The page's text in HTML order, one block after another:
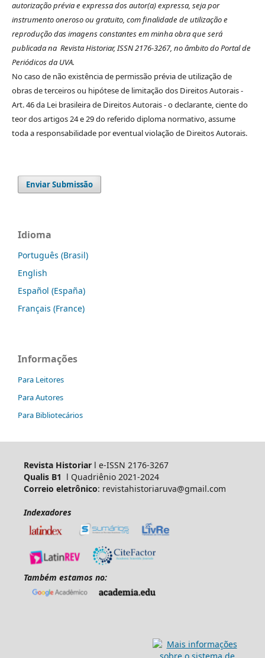
autorização prévia e expressa dos autor(a) expressa, seja por
instrumento oneroso ou gratuito, com finalidade de utilização e
reprodução das imagens constantes em minha obra que será
publicada na Revista Historiar, ISSN 2176-3267, no âmbito do Portal de
Periódicos da UVA.
No caso de não existência de permissão prévia de utilização de
obras de terceiros ou hipótese de limitação dos Direitos Autorais -
Art. 46 da Lei brasileira de Direitos Autorais - o declarante, ciente do
teor dos artigos 24 e 29 do referido diploma normativo, assume
toda a responsabilidade por eventual violação de Direitos Autorais.
Enviar Submissão
Idioma
Português (Brasil)
English
Español (España)
Français (France)
Informações
Para Leitores
Para Autores
Para Bibliotecários
Revista Historiar l e-ISSN 2176-3267
Qualis B1 l Quadriênio 2021-2024
Correio eletrônico: revistahistoriaruva@gmail.com
Indexadores
Também estamos no: